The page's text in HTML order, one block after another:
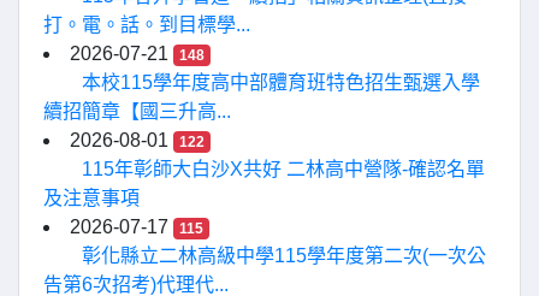
打。電。話。到目標學...
2026-07-21
148
本校115學年度高中部體育班特色招生甄選入學
續招簡章【國三升高...
2026-08-01
122
115年彰師大白沙X共好 二林高中營隊-確認名單
及注意事項
2026-07-17
115
彰化縣立二林高級中學115學年度第二次(一次公
告第6次招考)代理代...